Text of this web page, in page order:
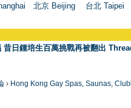
北京 Beijing 台北 Taipei
日鍾培生百萬挑戰再被翻出
› Hong Kong Gay Spas, Saunas,